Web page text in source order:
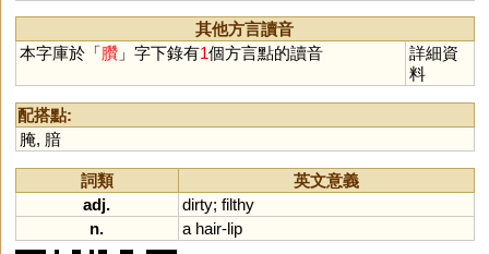
其他方言讀音
本字庫於「 臢」字下錄有1個方言點的讀音
詳細資
料
配搭點:
腌, 腤
詞類
英文意義
adj.
dirty; filthy
n.
a hair-lip